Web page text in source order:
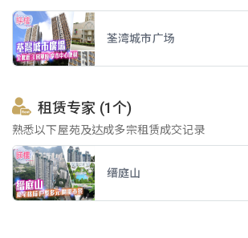
荃湾城市广场
租赁专家 (1个)
熟悉以下屋苑及达成多宗租赁成交记录
缙庭山